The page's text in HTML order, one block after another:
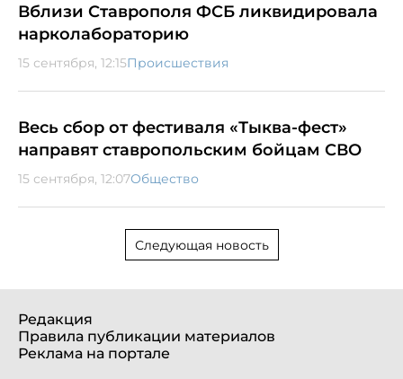
Вблизи Ставрополя ФСБ ликвидировала
нарколабораторию
15 сентября, 12:15Происшествия
Весь сбор от фестиваля «Тыква-фест»
направят ставропольским бойцам СВО
15 сентября, 12:07Общество
Следующая новость
Редакция
Правила публикации материалов
Реклама на портале